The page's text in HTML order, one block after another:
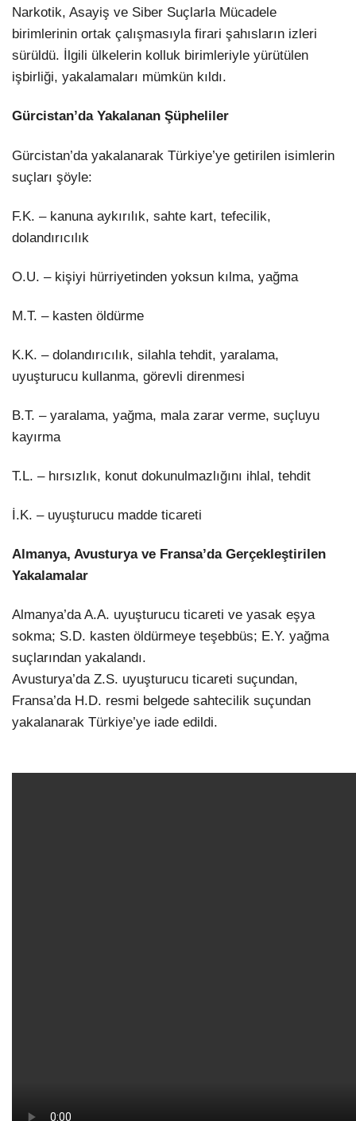
Narkotik, Asayiş ve Siber Suçlarla Mücadele
birimlerinin ortak çalışmasıyla firari şahısların izleri
sürüldü. İlgili ülkelerin kolluk birimleriyle yürütülen
işbirliği, yakalamaları mümkün kıldı.
Gürcistan’da Yakalanan Şüpheliler
Gürcistan’da yakalanarak Türkiye’ye getirilen isimlerin
suçları şöyle:
F.K. – kanuna aykırılık, sahte kart, tefecilik,
dolandırıcılık
O.U. – kişiyi hürriyetinden yoksun kılma, yağma
M.T. – kasten öldürme
K.K. – dolandırıcılık, silahla tehdit, yaralama,
uyuşturucu kullanma, görevli direnmesi
B.T. – yaralama, yağma, mala zarar verme, suçluyu
kayırma
T.L. – hırsızlık, konut dokunulmazlığını ihlal, tehdit
İ.K. – uyuşturucu madde ticareti
Almanya, Avusturya ve Fransa’da Gerçekleştirilen
Yakalamalar
Almanya’da A.A. uyuşturucu ticareti ve yasak eşya
sokma; S.D. kasten öldürmeye teşebbüs; E.Y. yağma
suçlarından yakalandı.
Avusturya’da Z.S. uyuşturucu ticareti suçundan,
Fransa’da H.D. resmi belgede sahtecilik suçundan
yakalanarak Türkiye’ye iade edildi.